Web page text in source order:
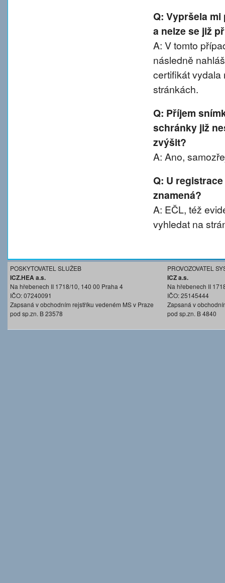
Q: Vypršela
a nelze se již
A: V tomto
následně
certifikát vydala
stránkách.
Q: Příjem
schránky již
zvýšit?
A: Ano,
Q: U
znamená?
A: EČL, též
vyhledat na
POSKYTOVATEL SLUŽEB
ICZ.HEA a.s.
Na hřebenech II 1718/10, 140 00 Praha 4
IČO: 07240091
Zapsaná v obchodním rejstříku vedeném MS v Praze
pod sp.zn. B 23578
PROVOZOVATEL
ICZ a.s.
Na hřebenech II
IČO: 25145444
Zapsaná v
pod sp.zn. B 4840